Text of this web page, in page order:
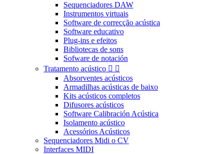
Sequenciadores DAW
Instrumentos virtuais
Software de correcção acústica
Software educativo
Plug-ins e efeitos
Bibliotecas de sons
Sofware de notación
Tratamento acústico  
Absorventes acústicos
Armadilhas acústicas de baixo
Kits acústicos completos
Difusores acústicos
Software Calibración Acústica
Isolamento acústico
Acessórios Acústicos
Sequenciadores Midi o CV
Interfaces MIDI